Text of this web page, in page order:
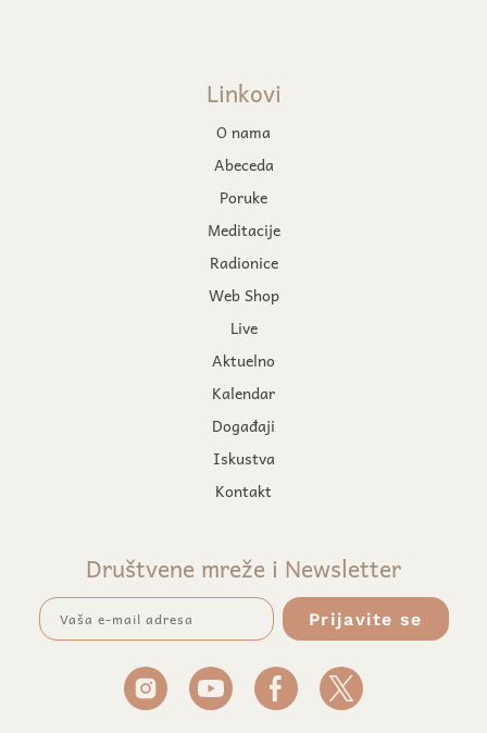
Linkovi
O nama
Abeceda
Poruke
Meditacije
Radionice
Web Shop
Live
Aktuelno
Kalendar
Događaji
Iskustva
Kontakt
Društvene mreže i Newsletter